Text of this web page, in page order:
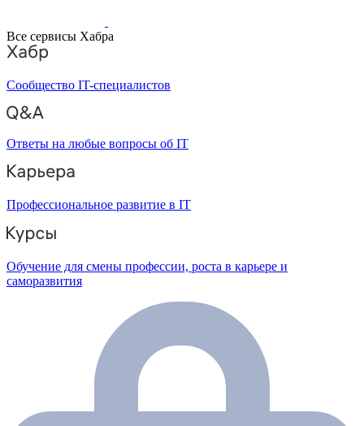
Все сервисы Хабра
Сообщество IT-специалистов
Ответы на любые вопросы об IT
Профессиональное развитие в IT
Обучение для смены профессии, роста в карьере и
саморазвития